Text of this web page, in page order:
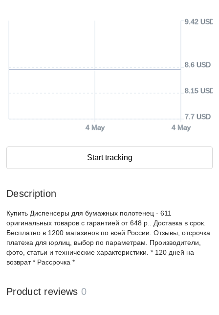
4 May 4 May
7.7 USD
8.15 USD
8.6 USD
9.42 USD
Start tracking
Description
Купить Диспенсеры для бумажных полотенец - 611
оригинальных товаров с гарантией от 648 р.. Доставка в срок.
Бесплатно в 1200 магазинов по всей России. Отзывы, отсрочка
платежа для юрлиц, выбор по параметрам. Производители,
фото, статьи и технические характеристики. * 120 дней на
возврат * Рассрочка *
Product reviews 0